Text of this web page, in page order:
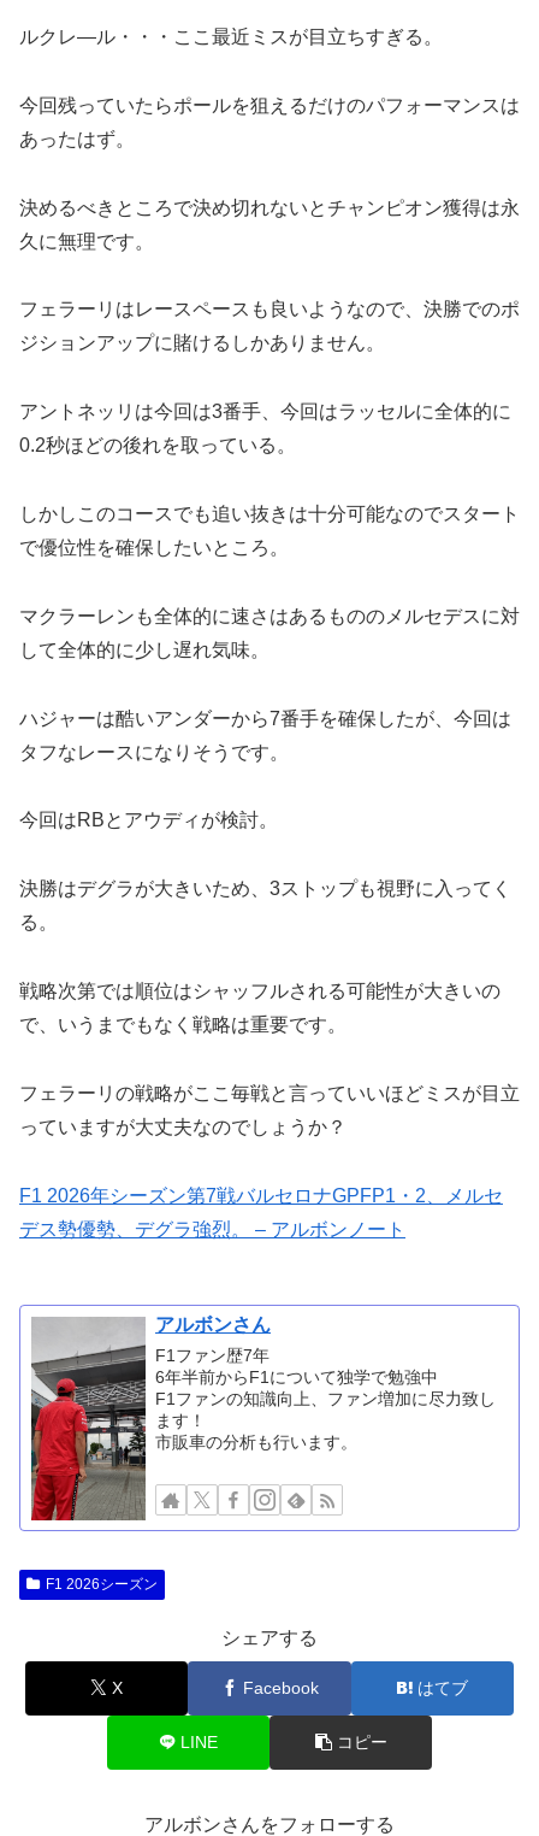
ルクレ―ル・・・ここ最近ミスが目立ちすぎる。
今回残っていたらポールを狙えるだけのパフォーマンスは
あったはず。
決めるべきところで決め切れないとチャンピオン獲得は永
久に無理です。
フェラーリはレースペースも良いようなので、決勝でのポ
ジションアップに賭けるしかありません。
アントネッリは今回は3番手、今回はラッセルに全体的に
0.2秒ほどの後れを取っている。
しかしこのコースでも追い抜きは十分可能なのでスタート
で優位性を確保したいところ。
マクラーレンも全体的に速さはあるもののメルセデスに対
して全体的に少し遅れ気味。
ハジャーは酷いアンダーから7番手を確保したが、今回は
タフなレースになりそうです。
今回はRBとアウディが検討。
決勝はデグラが大きいため、3ストップも視野に入ってく
る。
戦略次第では順位はシャッフルされる可能性が大きいの
で、いうまでもなく戦略は重要です。
フェラーリの戦略がここ毎戦と言っていいほどミスが目立
っていますが大丈夫なのでしょうか？
F1 2026年シーズン第7戦バルセロナGPFP1・2、メルセ
デス勢優勢、デグラ強烈。 – アルボンノート
アルボンさん
F1ファン歴7年
6年半前からF1について独学で勉強中
F1ファンの知識向上、ファン増加に尽力致し
ます！
市販車の分析も行います。
F1 2026シーズン
シェアする
X Facebook はてブ
LINE コピー
アルボンさんをフォローする